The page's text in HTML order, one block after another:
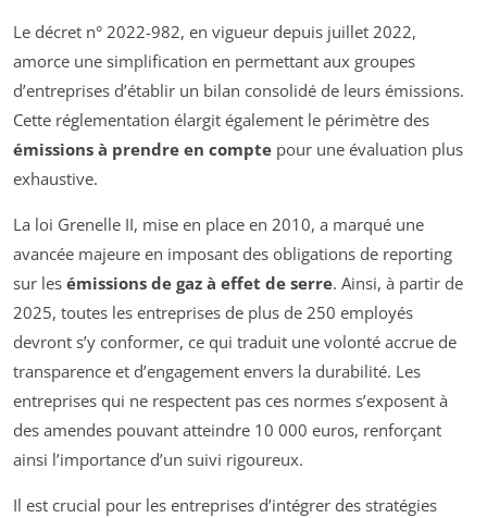
Le décret n° 2022-982, en vigueur depuis juillet 2022,
amorce une simplification en permettant aux groupes
d’entreprises d’établir un bilan consolidé de leurs émissions.
Cette réglementation élargit également le périmètre des
émissions à prendre en compte pour une évaluation plus
exhaustive.
La loi Grenelle II, mise en place en 2010, a marqué une
avancée majeure en imposant des obligations de reporting
sur les émissions de gaz à effet de serre. Ainsi, à partir de
2025, toutes les entreprises de plus de 250 employés
devront s’y conformer, ce qui traduit une volonté accrue de
transparence et d’engagement envers la durabilité. Les
entreprises qui ne respectent pas ces normes s’exposent à
des amendes pouvant atteindre 10 000 euros, renforçant
ainsi l’importance d’un suivi rigoureux.
Il est crucial pour les entreprises d’intégrer des stratégies